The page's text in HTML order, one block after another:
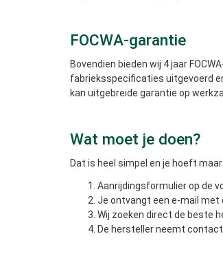
FOCWA-garantie
Bovendien bieden wij 4 jaar
fabrieksspecificaties uitgevoerd
kan uitgebreide garantie op
Wat moet je doen?
Dat is heel simpel en je hoeft
Aanrijdingsformulier op de
Je ontvangt een e-mail met
Wij zoeken direct de beste
De hersteller neemt